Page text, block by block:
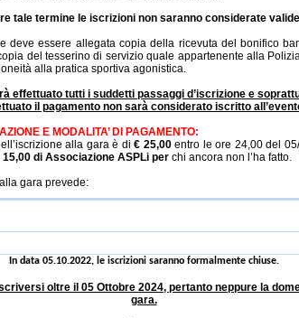
tale termine le iscrizioni non saranno considerate
deve essere allegata copia della ricevuta del bonifico
del tesserino di servizio quale appartenente alla
alla pratica sportiva agonistica.
effettuato tutti i suddetti passaggi d’iscrizione e
il pagamento non sarà considerato iscritto
E MODALITA’ DI PAGAMENTO:
alla gara è di € 25,00entro le ore 24,00 del
15,00 di Associazione ASPLi per chi ancora non l’ha fatto.
gara prevede:
In data 05.10.2022, le iscrizioni saranno formalmente chiuse.
oltre i l 05 Ottobre 2024, pertanto neppure la
gara.